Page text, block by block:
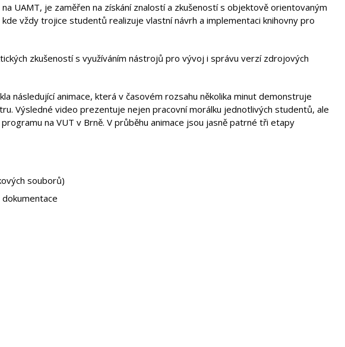
UAMT, je zaměřen na získání znalostí a zkušeností s objektově orientovaným
vždy trojice studentů realizuje vlastní návrh a implementaci knihovny pro
zkušeností s využíváním nástrojů pro vývoj i správu verzí zdrojových
následující animace, která v časovém rozsahu několika minut demonstruje
Výsledné video prezentuje nejen pracovní morálku jednotlivých studentů, ale
na VUT v Brně. V průběhu animace jsou jasně patrné tři etapy
souborů)